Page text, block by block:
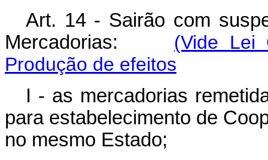
Art. 14 - Sairão com
Mercadorias: (Vide Lei
Produção de efeitos
I - as mercadorias
para estabelecimento de
no mesmo Estado;